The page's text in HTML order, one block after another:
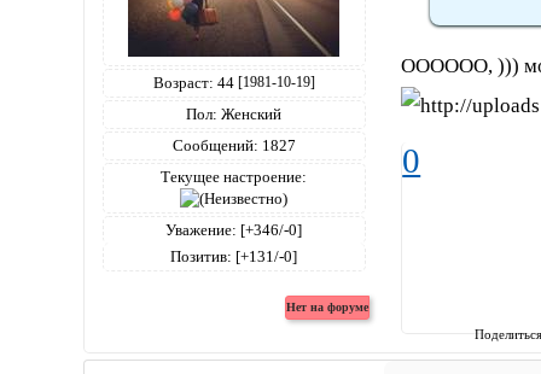
Возраст: 44 [1981-10-19]
Пол: Женский
Сообщений: 1827
Текущее настроение:
Уважение: [+346/-0]
Позитив: [+131/-0]
ОООООО, )))
0